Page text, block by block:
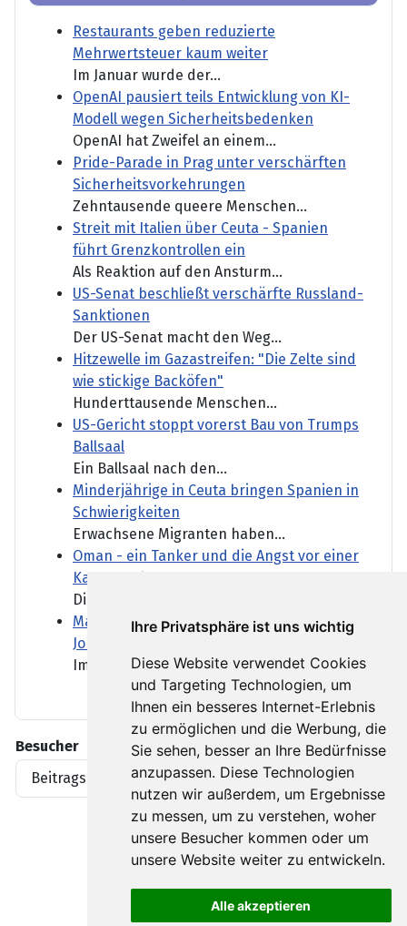
Ihre Privatsphäre ist uns wichtig
Diese Website verwendet Cookies
und Targeting Technologien, um
Ihnen ein besseres Internet-Erlebnis
zu ermöglichen und die Werbung, die
Sie sehen, besser an Ihre Bedürfnisse
anzupassen. Diese Technologien
nutzen wir außerdem, um Ergebnisse
zu messen, um zu verstehen, woher
unsere Besucher kommen oder um
unsere Website weiter zu entwickeln.
Alle akzeptieren
Restaurants geben reduzierte
Mehrwertsteuer kaum weiter
Im Januar wurde der...
OpenAI pausiert teils Entwicklung von KI-
Modell wegen Sicherheitsbedenken
OpenAI hat Zweifel an einem...
Pride-Parade in Prag unter verschärften
Sicherheitsvorkehrungen
Zehntausende queere Menschen...
Streit mit Italien über Ceuta - Spanien
führt Grenzkontrollen ein
Als Reaktion auf den Ansturm...
US-Senat beschließt verschärfte Russland-
Sanktionen
Der US-Senat macht den Weg...
Hitzewelle im Gazastreifen: "Die Zelte sind
wie stickige Backöfen"
Hunderttausende Menschen...
US-Gericht stoppt vorerst Bau von Trumps
Ballsaal
Ein Ballsaal nach den...
Minderjährige in Ceuta bringen Spanien in
Schwierigkeiten
Erwachsene Migranten haben...
Oman - ein Tanker und die Angst vor einer
Katastrophe
Die vor Oman auf Grund...
Marktbericht: Neuer DAX-Rekord nach US-
Job-Daten
Im Sog der Wall Street hat...
Besucher
Beitragsaufrufe
1919396